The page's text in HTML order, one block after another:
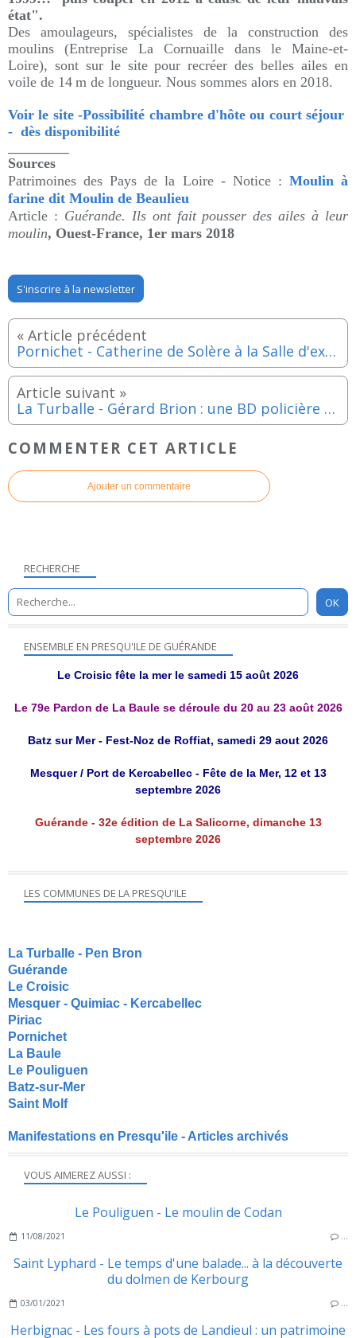
état".
Des amoulageurs, spécialistes de la construction des
moulins (Entreprise La Cornuaille dans le Maine-et-
Loire), sont sur le site pour recréer des belles ailes en
voile de 14 m de longueur. Nous sommes alors en 2018.
Voir le site -Possibilité chambre d'hôte ou court séjour
- dès disponibilité
Sources
Patrimoines des Pays de la Loire - Notice : Moulin à
farine dit Moulin de Beaulieu
Article : Guérande. Ils ont fait pousser des ailes à leur
moulin, Ouest-France, 1er mars 2018
S'inscrire à la newsletter
Pornichet - Catherine de Solère à la Salle d'exposition - 21 au 26 juillet 2020
La Turballe - Gérard Brion : une BD policière à Pen Bron, après La légende des paludiers et Le trésor de Crasus
COMMENTER CET ARTICLE
Ajouter un commentaire
RECHERCHE
VOUS AIMEREZ AUSSI :
Le Pouliguen - Le moulin de Codan
11/08/2021 …
Saint Lyphard - Le temps d'une balade... à la découverte
du dolmen de Kerbourg
03/01/2021 …
Herbignac - Les fours à pots de Landieul : un patrimoine
ENSEMBLE EN PRESQU'ILE DE GUÉRANDE
Le Croisic fête la mer le samedi 15 août 2026
Le 79e Pardon de La Baule se déroule du 20 au 23 août 2026
Batz sur Mer - Fest-Noz de Roffiat, samedi 29 aout 2026
Mesquer / Port de Kercabellec - Fête de la Mer, 12 et 13
septembre 2026
Guérande - 32e édition de La Salicorne, dimanche 13
septembre 2026
LES COMMUNES DE LA PRESQU'ILE
La Turballe - Pen Bron
Guérande
Le Croisic
Mesquer - Quimiac - Kercabellec
Piriac
Pornichet
La Baule
Le Pouliguen
Batz-sur-Mer
Saint Molf
Manifestations en Presqu'ile - Articles archivés